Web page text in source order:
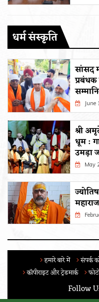
धर्म संस्कृति
सांसद
श्री
धूम :
उमड़ा
May
हमारे बारे में संपर्क
कॉपीराइट और ट्रेडमार्क
Follow